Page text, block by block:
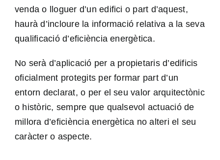
venda o lloguer d’un edifici o part d’aquest,
haurà d’incloure la informació relativa a la seva
qualificació d’eficiència energètica.
No serà d’aplicació per a propietaris d’edificis
oficialment protegits per formar part d’un
entorn declarat, o per el seu valor arquitectònic
o històric, sempre que qualsevol actuació de
millora d’eficiència energètica no alteri el seu
caràcter o aspecte.